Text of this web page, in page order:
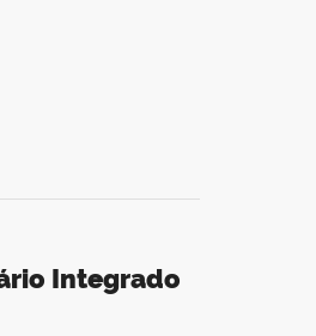
Integrado